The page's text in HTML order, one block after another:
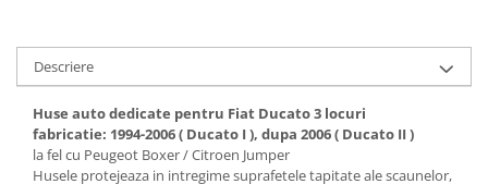
Descriere
Huse auto dedicate pentru Fiat Ducato 3 locuri
fabricatie: 1994-2006 ( Ducato I ), dupa 2006 ( Ducato II )
la fel cu Peugeot Boxer / Citroen Jumper
Husele protejeaza in intregime suprafetele tapitate ale scaunelor,